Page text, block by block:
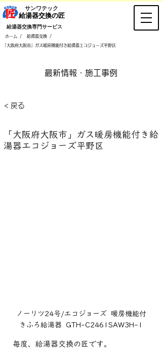
ホーム / 給湯器交換 /
「大阪府大阪市」ガス暖房機能付き給湯器エコジョーズ平野区
​サンワテック
​給湯器交換の匠
​給湯器交換専門サービス
​最新情報・施工事例
< 戻る
「大阪府大阪市」ガス暖房機能付き給
湯器エコジョーズ平野区
ノーリツ24号/エコジョーズ  暖房機能付
きふろ給湯器  GTH-C2461SAW3H-1
毎度、給湯器交換の匠です。